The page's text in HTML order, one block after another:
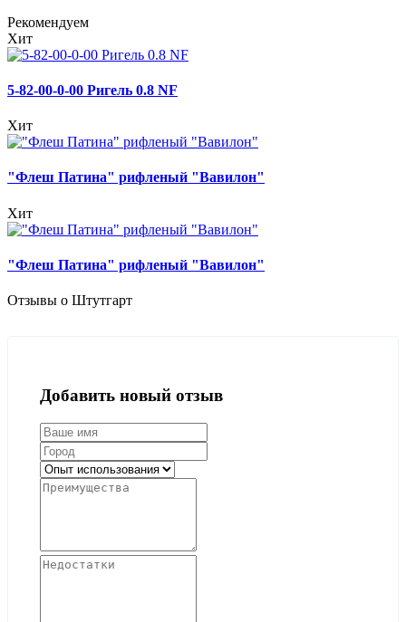
Рекомендуем
Хит
5-82-00-0-00 Ригель 0.8 NF
Хит
"Флеш Патина" рифленый "Вавилон"
Хит
"Флеш Патина" рифленый "Вавилон"
Отзывы о Штутгарт
Добавить новый отзыв